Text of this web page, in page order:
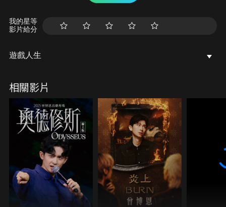
我的星等
影片給分
遊戲人生
相關影片